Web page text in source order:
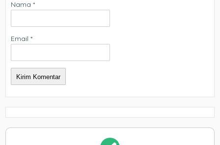
Nama*
Email*